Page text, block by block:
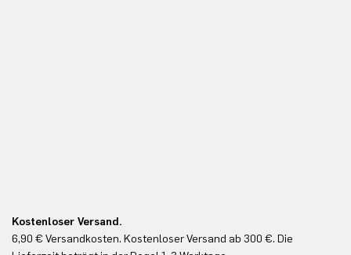
Kostenloser Versand.
6,90 € Versandkosten. Kostenloser Versand ab 300 €. Die